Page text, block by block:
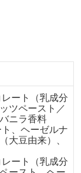
レート（乳成分
ツペースト／
ニラ香料
ト、ヘーゼルナ
大豆由来）、
レート（乳成分